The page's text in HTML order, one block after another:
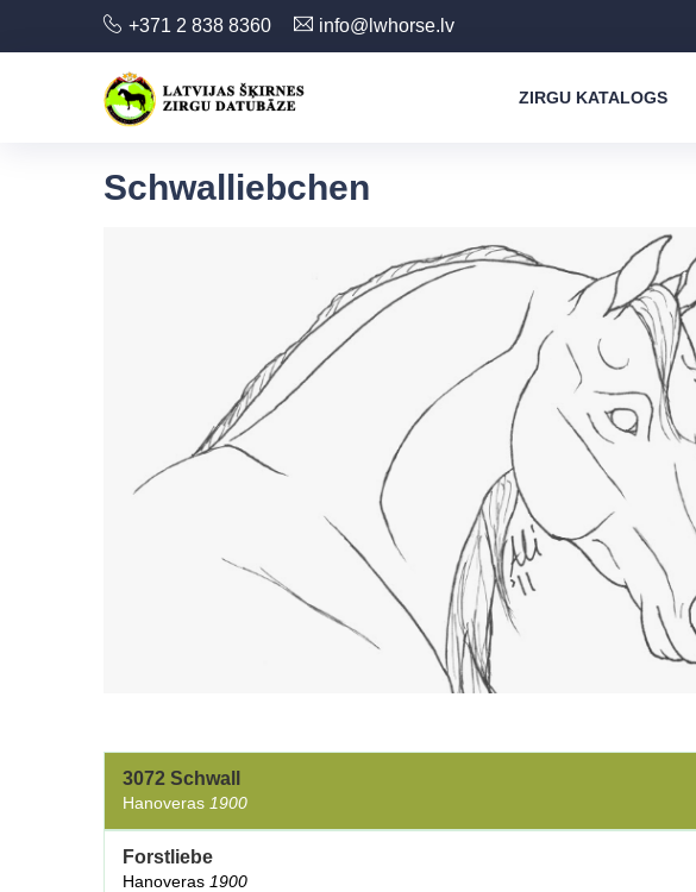
+371 2 838 8360 info@lwhorse.lv
ZIRGU KATALOGS
Schwalliebchen
3072 Schwall
Hanoveras 1900
Forstliebe
Hanoveras 1900